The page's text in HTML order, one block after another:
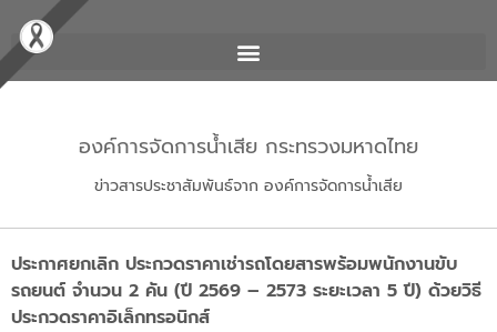
องค์การจัดการน้ำเสีย กระทรวงมหาดไทย
ข่าวสารประชาสัมพันธ์จาก องค์การจัดการน้ำเสีย
ประกาศยกเลิก ประกวดราคาเช่ารถโดยสารพร้อมพนักงานขับ
รถยนต์ จำนวน 2 คัน (ปี 2569 – 2573 ระยะเวลา 5 ปี) ด้วยวิธี
ประกวดราคาอิเล็กทรอนิกส์